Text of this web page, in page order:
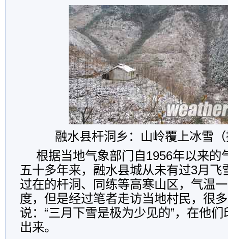
融水县杆洞乡：山岭覆上冰雪
根据当地气象部门自1956年以来的
五十多年来，融水县城从未有过3月飞
过在的杆洞、同练等高寒山区，气温
度，但是经过笔者走访当地村民，很
说：“三月下雪是极为少见的”，在他
出来。